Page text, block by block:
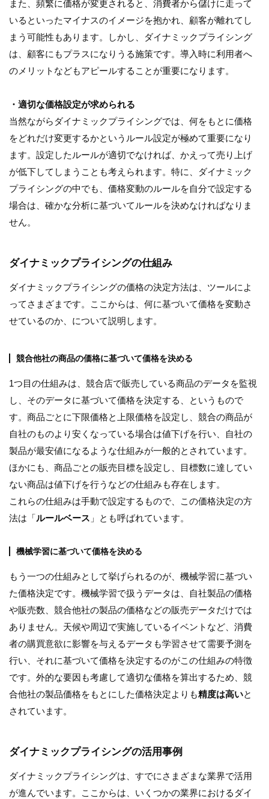
また、頻繁に価格が変更されると、消費者から儲けに走って
いるといったマイナスのイメージを抱かれ、顧客が離れてし
まう可能性もあります。しかし、ダイナミックプライシング
は、顧客にもプラスになりうる施策です。導入時に利用者へ
のメリットなどもアピールすることが重要になります。
・適切な価格設定が求められる
当然ながらダイナミックプライシングでは、何をもとに価格
をどれだけ変更するかというルール設定が極めて重要になり
ます。設定したルールが適切でなければ、かえって売り上げ
が低下してしまうことも考えられます。特に、ダイナミック
プライシングの中でも、価格変動のルールを自分で設定する
場合は、確かな分析に基づいてルールを決めなければなりま
せん。
ダイナミックプライシングの仕組み
ダイナミックプライシングの価格の決定方法は、ツールによ
ってさまざまです。ここからは、何に基づいて価格を変動さ
せているのか、について説明します。
競合他社の商品の価格に基づいて価格を決める
1つ目の仕組みは、競合店で販売している商品のデータを監視
し、そのデータに基づいて価格を決定する、というもので
す。商品ごとに下限価格と上限価格を設定し、競合の商品が
自社のものより安くなっている場合は値下げを行い、自社の
製品が最安値になるような仕組みが一般的とされています。
ほかにも、商品ごとの販売目標を設定し、目標数に達してい
ない商品は値下げを行うなどの仕組みも存在します。
これらの仕組みは手動で設定するもので、この価格決定の方
法は「ルールベース 」とも呼ばれています。
機械学習に基づいて価格を決める
もう一つの仕組みとして挙げられるのが、機械学習に基づい
た価格決定です。機械学習で扱うデータは、自社製品の価格
や販売数、競合他社の製品の価格などの販売データだけでは
ありません。天候や周辺で実施しているイベントなど、消費
者の購買意欲に影響を与えるデータも学習させて需要予測を
行い、それに基づいて価格を決定するのがこの仕組みの特徴
です。外的な要因も考慮して適切な価格を算出するため、競
合他社の製品価格をもとにした価格決定よりも精度は高いと
されています。
ダイナミックプライシングの活用事例
ダイナミックプライシングは、すでにさまざまな業界で活用
が進んでいます。ここからは、いくつかの業界におけるダイ